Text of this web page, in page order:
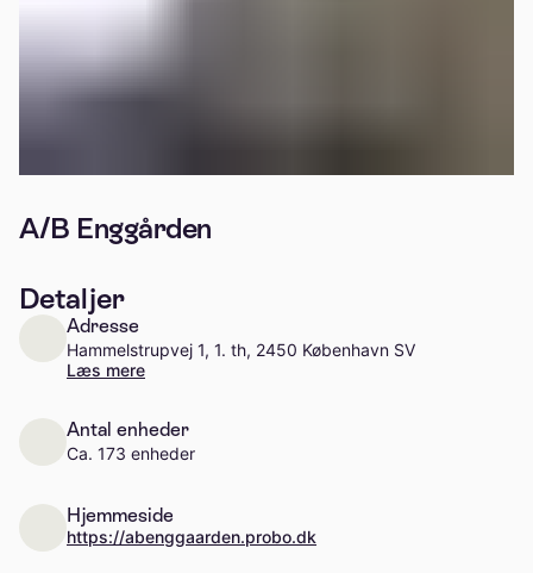
A/B Enggården
Detaljer
Adresse
Hammelstrupvej 1, 1. th, 2450 København SV
Læs mere
Antal enheder
Ca. 173 enheder
Hjemmeside
https://abenggaarden.probo.dk